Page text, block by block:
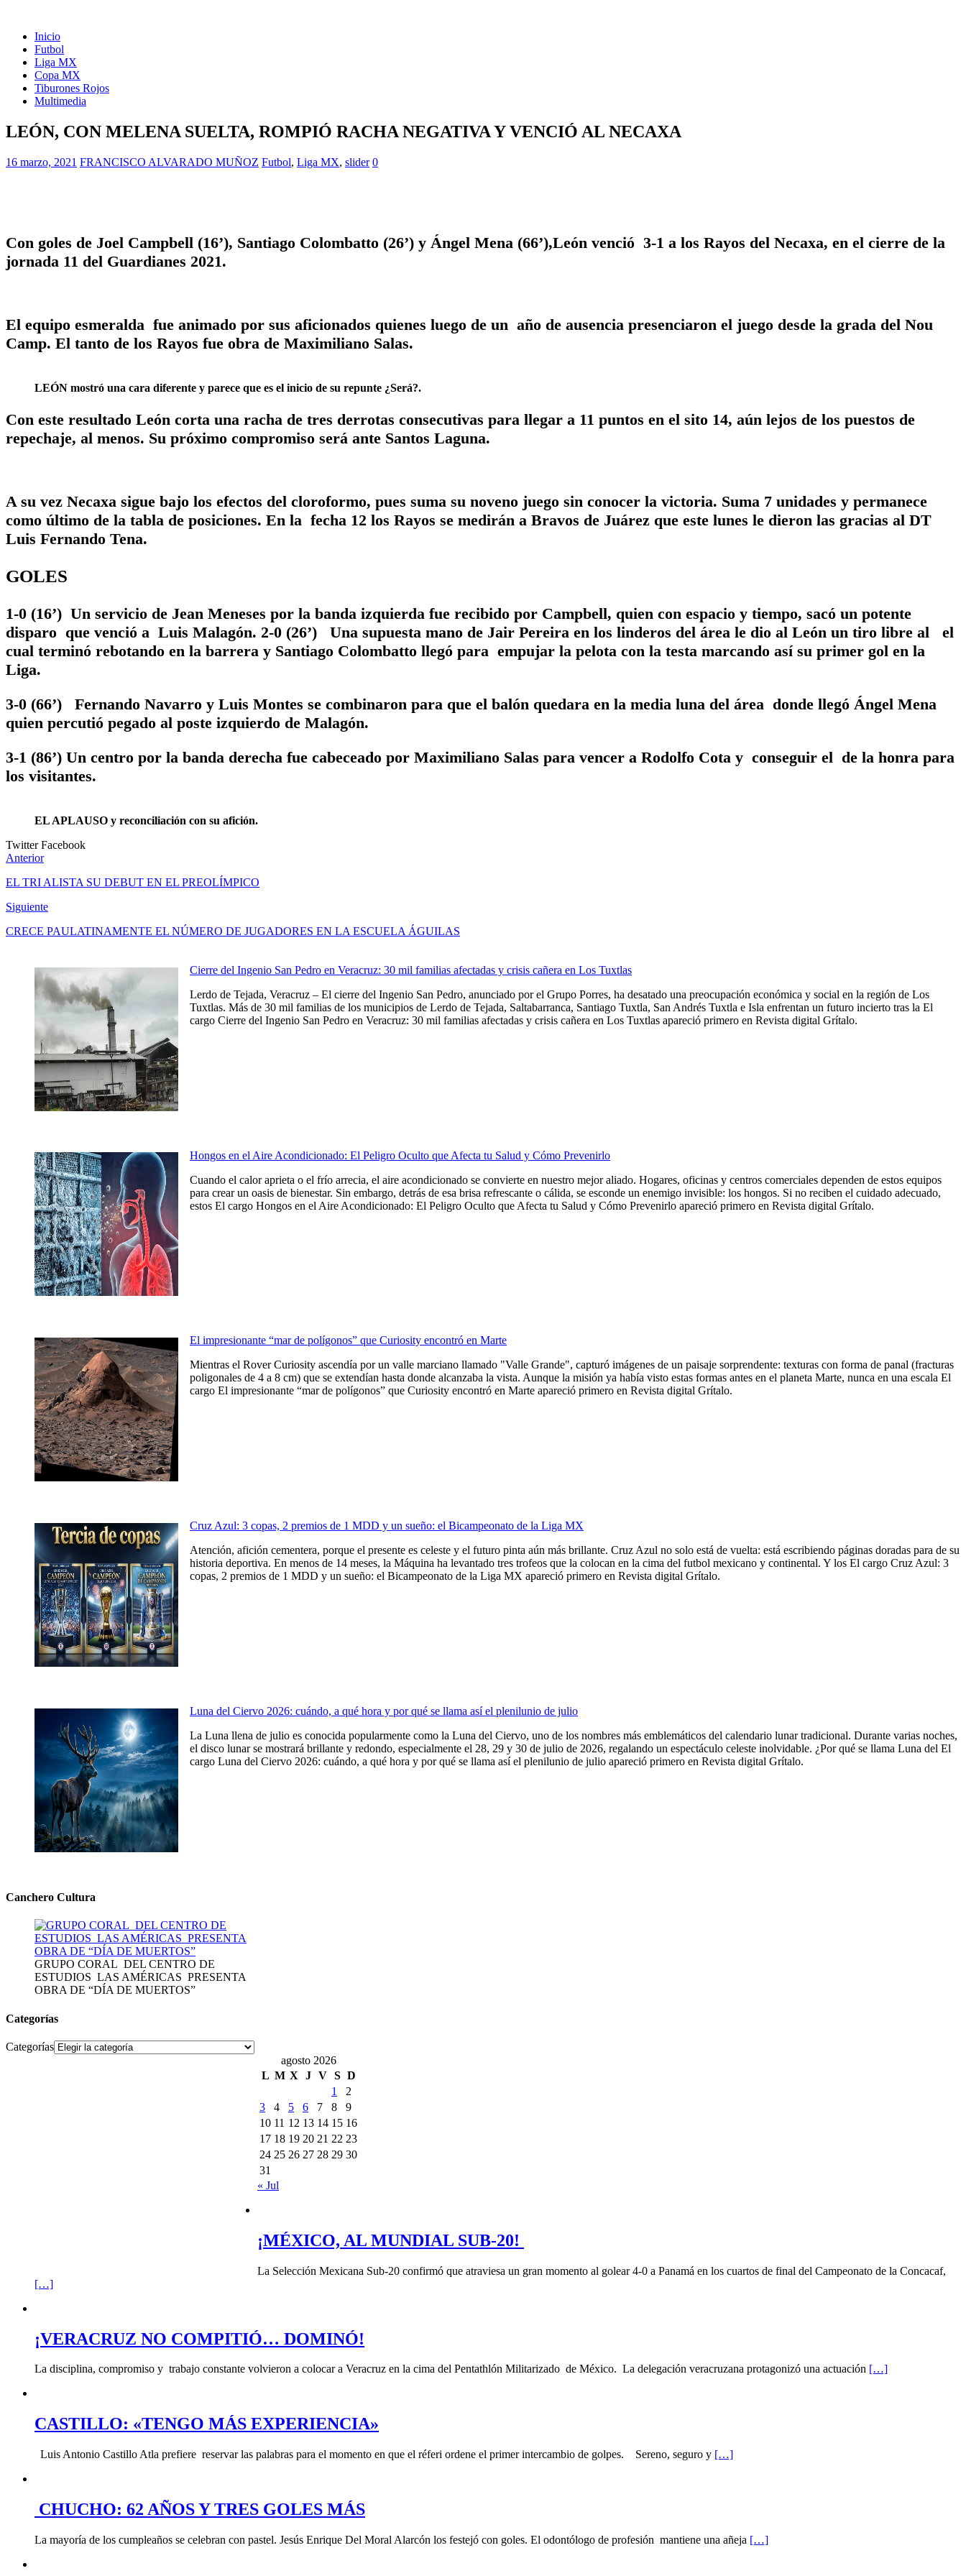
Inicio
Futbol
Liga MX
Copa MX
Tiburones Rojos
Multimedia
LEÓN, CON MELENA SUELTA, ROMPIÓ RACHA NEGATIVA Y VENCIÓ AL NECAXA
16 marzo, 2021 FRANCISCO ALVARADO MUÑOZ Futbol, Liga MX, slider 0
Con goles de Joel Campbell (16’), Santiago Colombatto (26’) y Ángel Mena (66’),León venció 3-1 a los Rayos del Necaxa, en el cierre de la
jornada 11 del Guardianes 2021.
El equipo esmeralda fue animado por sus aficionados quienes luego de un año de ausencia presenciaron el juego desde la grada del Nou
Camp. El tanto de los Rayos fue obra de Maximiliano Salas.
LEÓN mostró una cara diferente y parece que es el inicio de su repunte ¿Será?.
Con este resultado León corta una racha de tres derrotas consecutivas para llegar a 11 puntos en el sito 14, aún lejos de los puestos de
repechaje, al menos. Su próximo compromiso será ante Santos Laguna.
A su vez Necaxa sigue bajo los efectos del cloroformo, pues suma su noveno juego sin conocer la victoria. Suma 7 unidades y permanece
como último de la tabla de posiciones. En la fecha 12 los Rayos se medirán a Bravos de Juárez que este lunes le dieron las gracias al DT
Luis Fernando Tena.
GOLES
1-0 (16’) Un servicio de Jean Meneses por la banda izquierda fue recibido por Campbell, quien con espacio y tiempo, sacó un potente
disparo que venció a Luis Malagón. 2-0 (26’) Una supuesta mano de Jair Pereira en los linderos del área le dio al León un tiro libre al el
cual terminó rebotando en la barrera y Santiago Colombatto llegó para empujar la pelota con la testa marcando así su primer gol en la
Liga.
3-0 (66’) Fernando Navarro y Luis Montes se combinaron para que el balón quedara en la media luna del área donde llegó Ángel Mena
quien percutió pegado al poste izquierdo de Malagón.
3-1 (86’) Un centro por la banda derecha fue cabeceado por Maximiliano Salas para vencer a Rodolfo Cota y conseguir el de la honra para
los visitantes.
EL APLAUSO y reconciliación con su afición.
TwitterFacebook
Anterior
EL TRI ALISTA SU DEBUT EN EL PREOLÍMPICO
Siguiente
CRECE PAULATINAMENTE EL NÚMERO DE JUGADORES EN LA ESCUELA ÁGUILAS
Cierre del Ingenio San Pedro en Veracruz: 30 mil familias afectadas y crisis cañera en Los Tuxtlas
Lerdo de Tejada, Veracruz – El cierre del Ingenio San Pedro, anunciado por el Grupo Porres, ha desatado una preocupación económica y social en la región de Los
Tuxtlas. Más de 30 mil familias de los municipios de Lerdo de Tejada, Saltabarranca, Santiago Tuxtla, San Andrés Tuxtla e Isla enfrentan un futuro incierto tras la El
cargo Cierre del Ingenio San Pedro en Veracruz: 30 mil familias afectadas y crisis cañera en Los Tuxtlas apareció primero en Revista digital Grítalo.
Hongos en el Aire Acondicionado: El Peligro Oculto que Afecta tu Salud y Cómo Prevenirlo
Cuando el calor aprieta o el frío arrecia, el aire acondicionado se convierte en nuestro mejor aliado. Hogares, oficinas y centros comerciales dependen de estos equipos
para crear un oasis de bienestar. Sin embargo, detrás de esa brisa refrescante o cálida, se esconde un enemigo invisible: los hongos. Si no reciben el cuidado adecuado,
estos El cargo Hongos en el Aire Acondicionado: El Peligro Oculto que Afecta tu Salud y Cómo Prevenirlo apareció primero en Revista digital Grítalo.
El impresionante “mar de polígonos” que Curiosity encontró en Marte
Mientras el Rover Curiosity ascendía por un valle marciano llamado "Valle Grande", capturó imágenes de un paisaje sorprendente: texturas con forma de panal (fracturas
poligonales de 4 a 8 cm) que se extendían hasta donde alcanzaba la vista. Aunque la misión ya había visto estas formas antes en el planeta Marte, nunca en una escala El
cargo El impresionante “mar de polígonos” que Curiosity encontró en Marte apareció primero en Revista digital Grítalo.
Cruz Azul: 3 copas, 2 premios de 1 MDD y un sueño: el Bicampeonato de la Liga MX
Atención, afición cementera, porque el presente es celeste y el futuro pinta aún más brillante. Cruz Azul no solo está de vuelta: está escribiendo páginas doradas para de su
historia deportiva. En menos de 14 meses, la Máquina ha levantado tres trofeos que la colocan en la cima del futbol mexicano y continental. Y los El cargo Cruz Azul: 3
copas, 2 premios de 1 MDD y un sueño: el Bicampeonato de la Liga MX apareció primero en Revista digital Grítalo.
Luna del Ciervo 2026: cuándo, a qué hora y por qué se llama así el plenilunio de julio
La Luna llena de julio es conocida popularmente como la Luna del Ciervo, uno de los nombres más emblemáticos del calendario lunar tradicional. Durante varias noches,
el disco lunar se mostrará brillante y redondo, especialmente el 28, 29 y 30 de julio de 2026, regalando un espectáculo celeste inolvidable. ¿Por qué se llama Luna del El
cargo Luna del Ciervo 2026: cuándo, a qué hora y por qué se llama así el plenilunio de julio apareció primero en Revista digital Grítalo.
Canchero Cultura
GRUPO CORAL DEL CENTRO DE
ESTUDIOS LAS AMÉRICAS PRESENTA
OBRA DE “DÍA DE MUERTOS”
Categorías
Categorías
agosto 2026
L M X J V S D
1
2
3
4 5 6 7 8
9
10 11 12 13 14 15 16
17 18 19 20 21 22 23
24 25 26 27 28 29 30
31
« Jul
¡MÉXICO, AL MUNDIAL SUB-20!
La Selección Mexicana Sub-20 confirmó que atraviesa un gran momento al golear 4-0 a Panamá en los cuartos de final del Campeonato de la Concacaf,
[…]
¡VERACRUZ NO COMPITIÓ… DOMINÓ!
La disciplina, compromiso y trabajo constante volvieron a colocar a Veracruz en la cima del Pentathlón Militarizado de México. La delegación veracruzana protagonizó una actuación […]
CASTILLO: «TENGO MÁS EXPERIENCIA»
Luis Antonio Castillo Atla prefiere reservar las palabras para el momento en que el réferi ordene el primer intercambio de golpes. Sereno, seguro y […]
CHUCHO: 62 AÑOS Y TRES GOLES MÁS
La mayoría de los cumpleaños se celebran con pastel. Jesús Enrique Del Moral Alarcón los festejó con goles. El odontólogo de profesión mantiene una añeja […]